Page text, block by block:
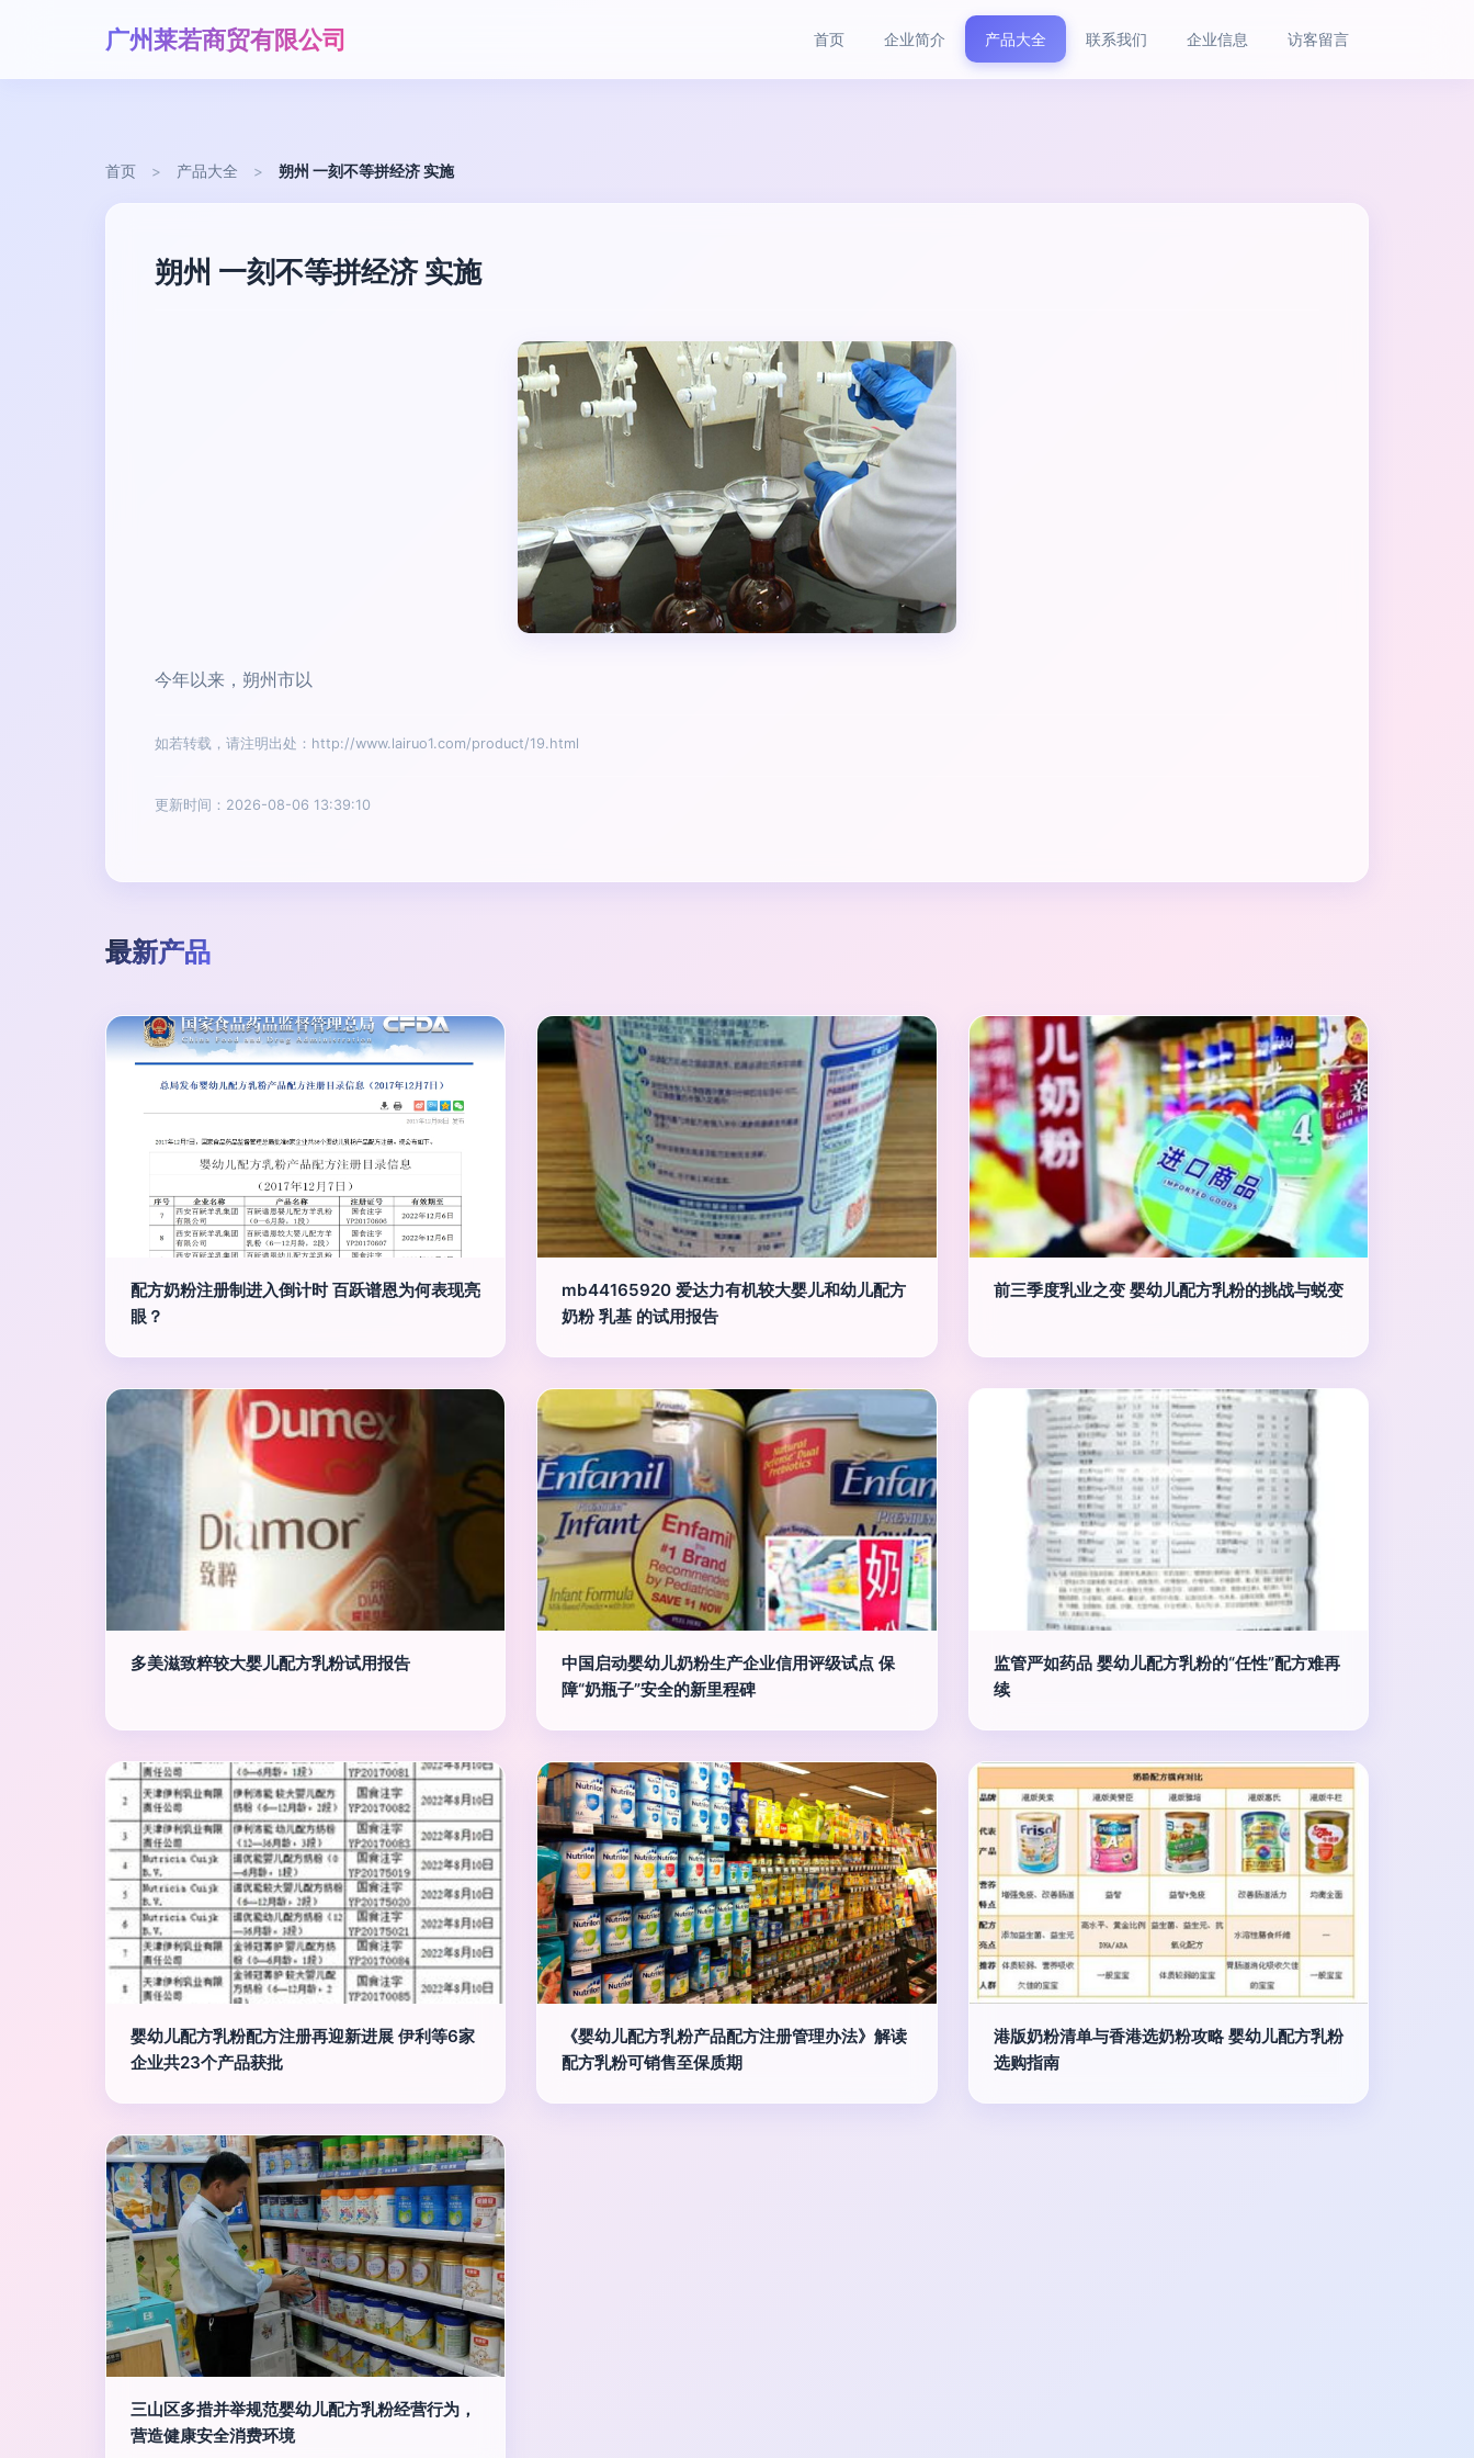
广州莱若商贸有限公司 首页 企业简介 产品大全 联系我们 企业信息 访客留言
首页 > 产品大全 > 朔州 一刻不等拼经济 实施
朔州 一刻不等拼经济 实施
今年以来，朔州市以
如若转载，请注明出处：http://www.lairuo1.com/product/19.html
更新时间：2026-08-06 13:39:10
最新产品
配方奶粉注册制进入倒计时 百跃谱恩为何表现亮
眼？
mb44165920 爱达力有机较大婴儿和幼儿配方
奶粉 乳基 的试用报告
前三季度乳业之变 婴幼儿配方乳粉的挑战与蜕变
多美滋致粹较大婴儿配方乳粉试用报告
中国启动婴幼儿奶粉生产企业信用评级试点 保
障“奶瓶子”安全的新里程碑
监管严如药品 婴幼儿配方乳粉的“任性”配方难再
续
婴幼儿配方乳粉配方注册再迎新进展 伊利等6家
企业共23个产品获批
《婴幼儿配方乳粉产品配方注册管理办法》解读
配方乳粉可销售至保质期
港版奶粉清单与香港选奶粉攻略 婴幼儿配方乳粉
选购指南
三山区多措并举规范婴幼儿配方乳粉经营行为，
营造健康安全消费环境